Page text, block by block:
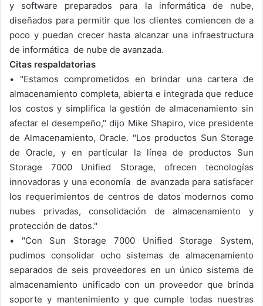
y software preparados para la informática de nube,
diseñados para permitir que los clientes comiencen de a
poco y puedan crecer hasta alcanzar una infraestructura
de informática de nube de avanzada.
Citas respaldatorias
•
"Estamos comprometidos en brindar una cartera de
almacenamiento completa, abierta e integrada que reduce
los costos y simplifica la gestión de almacenamiento sin
afectar el desempeño," dijo Mike Shapiro, vice presidente
de Almacenamiento, Oracle. "Los productos Sun Storage
de Oracle, y en particular la línea de productos Sun
Storage 7000 Unified Storage, ofrecen tecnologías
innovadoras y una economía de avanzada para satisfacer
los requerimientos de centros de datos modernos como
nubes privadas, consolidación de almacenamiento y
protección de datos."
•
"Con Sun Storage 7000 Unified Storage System,
pudimos consolidar ocho sistemas de almacenamiento
separados de seis proveedores en un único sistema de
almacenamiento unificado con un proveedor que brinda
soporte y mantenimiento y que cumple todas nuestras